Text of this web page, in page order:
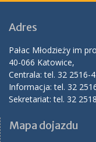
Adres
Pałac Młodzieży im
40-066 Katowice,
Centrala: tel. 32 2516-
Informacja: tel. 32
Sekretariat: tel. 32
Mapa dojazdu